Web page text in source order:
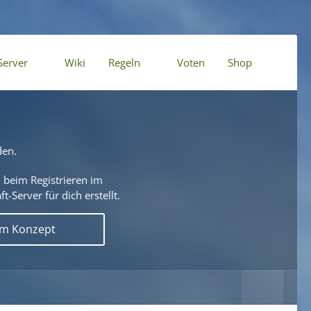
Wiki Regeln Voten Shop
Registrieren im
Server für dich erstellt.
Konzept